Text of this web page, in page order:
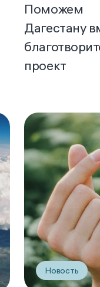
Поможем
Дагестану
проект
Новость